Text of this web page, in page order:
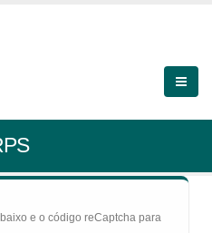
e o código reCaptcha para